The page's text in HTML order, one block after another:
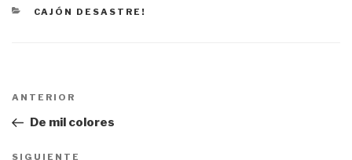
CATEGORÍAS
CAJÓN DESASTRE!
Navegación
entradas
Entrada
anterior:
ANTERIOR
De mil colores
SIGUIENTE